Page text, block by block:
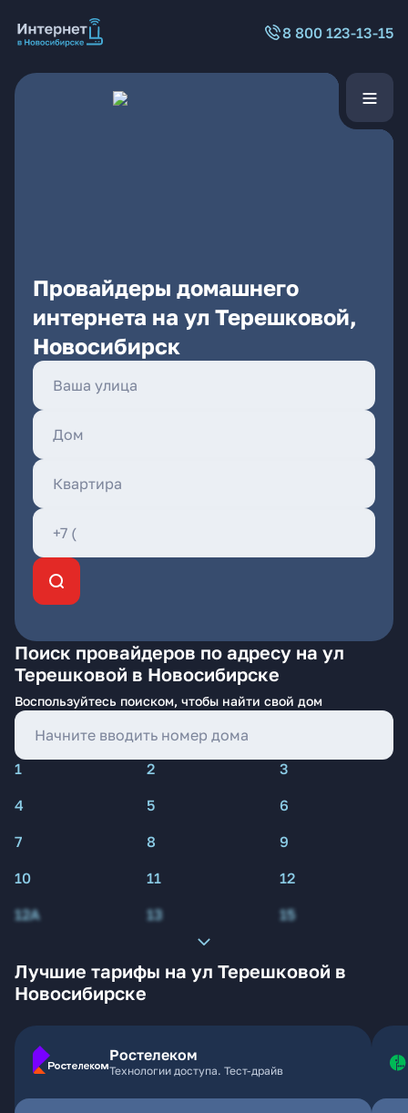
8 800 123-13-15
Провайдеры домашнего
интернета на ул Терешковой,
Новосибирск
Поиск провайдеров по адресу на ул
Терешковой в Новосибирске
Воспользуйтесь поиском, чтобы найти свой дом
1 2
3
4
5
6
7
8
9
10
11
12
12А
13 15
Лучшие тарифы на ул Терешковой в
Новосибирске
Ростелеком
Технологии доступа. Тест-драйв